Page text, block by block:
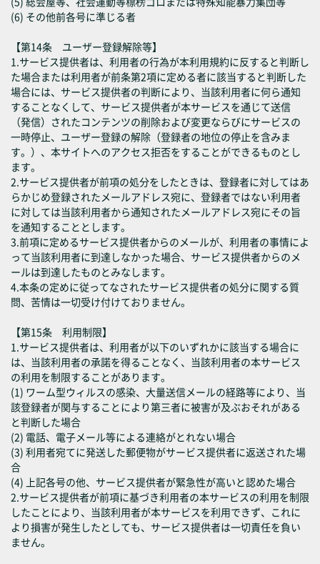
(6) その他前各号に準じる者
【第14条 ユーザー登録解除等】
1.サービス提供者は、利用者の行為が本利用規約に反すると判断し
た場合または利用者が前条第2項に定める者に該当すると判断した
場合には、サービス提供者の判断により、当該利用者に何ら通知
することなくして、サービス提供者が本サービスを通じて送信
（発信）されたコンテンツの削除および変更ならびにサービスの
一時停止、ユーザー登録の解除（登録者の地位の停止を含みま
す。）、本サイトへのアクセス拒否をすることができるものとし
ます。
2.サービス提供者が前項の処分をしたときは、登録者に対してはあ
らかじめ登録されたメールアドレス宛に、登録者ではない利用者
に対しては当該利用者から通知されたメールアドレス宛にその旨
を通知することとします。
3.前項に定めるサービス提供者からのメールが、利用者の事情によ
って当該利用者に到達しなかった場合、サービス提供者からのメ
ールは到達したものとみなします。
4.本条の定めに従ってなされたサービス提供者の処分に関する質
問、苦情は一切受け付けておりません。
【第15条 利用制限】
1.サービス提供者は、利用者が以下のいずれかに該当する場合に
は、当該利用者の承諾を得ることなく、当該利用者の本サービス
の利用を制限することがあります。
(1) ワーム型ウィルスの感染、大量送信メールの経路等により、当
該登録者が関与することにより第三者に被害が及ぶおそれがある
と判断した場合
(2) 電話、電子メール等による連絡がとれない場合
(3) 利用者宛てに発送した郵便物がサービス提供者に返送された場
合
(4) 上記各号の他、サービス提供者が緊急性が高いと認めた場合
2.サービス提供者が前項に基づき利用者の本サービスの利用を制限
したことにより、当該利用者が本サービスを利用できず、これに
より損害が発生したとしても、サービス提供者は一切責任を負い
ません。